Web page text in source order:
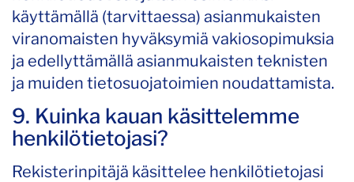
käyttämällä (tarvittaessa) asianmukaisten
viranomaisten hyväksymiä vakiosopimuksia
ja edellyttämällä asianmukaisten teknisten
ja muiden tietosuojatoimien noudattamista.
9. Kuinka kauan käsittelemme
henkilötietojasi?
Rekisterinpitäjä käsittelee henkilötietojasi